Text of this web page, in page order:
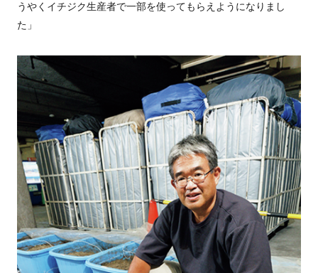
うやくイチジク生産者で一部を使ってもらえようになりまし
た」